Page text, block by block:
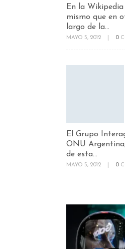
En la
mismo que en
largo de la...
MAYO 5, 2012 0
El Grupo
ONU
de esta...
MAYO 5, 2012 0